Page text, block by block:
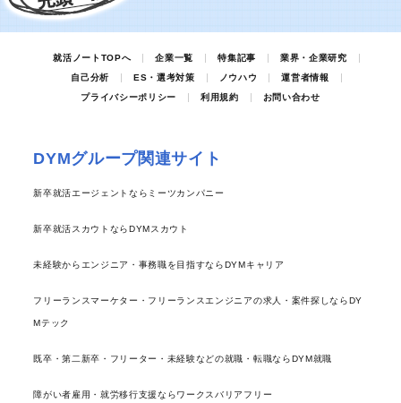
就活ノートTOPへ 企業一覧 特集記事
業界・企業研究
自己分析
ES・選考対策 ノウハウ
運営者情報
プライバシーポリシー
利用規約 お問い合わせ
DYMグループ関連サイト
新卒就活エージェントならミーツカンパニー
新卒就活スカウトならDYMスカウト
未経験からエンジニア・事務職を目指すならDYMキャリア
フリーランスマーケター・フリーランスエンジニアの求人・案件探しならDY
Mテック
既卒・第二新卒・フリーター・未経験などの就職・転職ならDYM就職
障がい者雇用・就労移行支援ならワークスバリアフリー